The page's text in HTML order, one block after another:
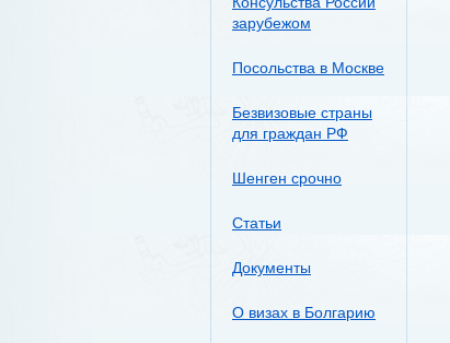
зарубежом
Посольства в Москве
Безвизовые страны
для граждан РФ
Шенген срочно
Статьи
Документы
О визах в Болгарию